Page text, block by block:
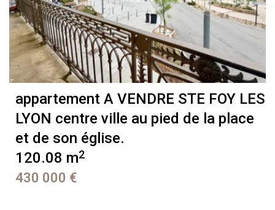
appartement A VENDRE STE FOY LES
LYON centre ville au pied de la place
et de son église.
120.08 m2
430 000 €